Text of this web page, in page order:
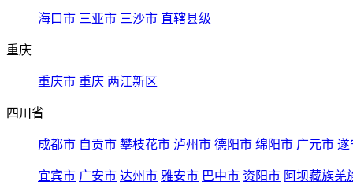
海口市 三亚市 三沙市 直辖县级
重庆
重庆市 重庆 两江新区
四川省
成都市 自贡市 攀枝花市 泸州市 德阳市 绵阳市 广元市 遂
宜宾市 广安市 达州市 雅安市 巴中市 资阳市 阿坝藏族羌